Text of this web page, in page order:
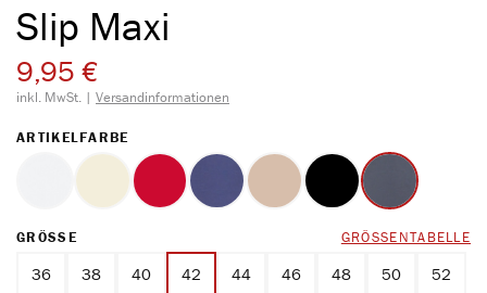
Slip Maxi
9,95 €
inkl. MwSt. | Versandinformationen
ARTIKELFARBE
weiss ecru marine schwarz blue
GRÖSSE AUSWÄHLEN GRÖSSENTABELLE
36 38 40 42 44 46 48 50 52